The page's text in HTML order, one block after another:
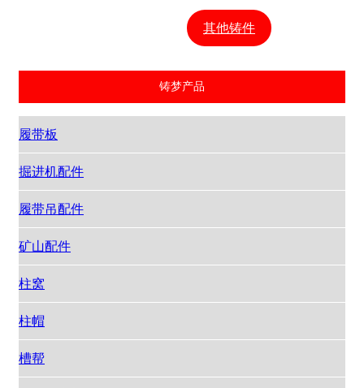
其他铸件
铸梦产品
履带板
掘进机配件
履带吊配件
矿山配件
柱窝
柱帽
槽帮